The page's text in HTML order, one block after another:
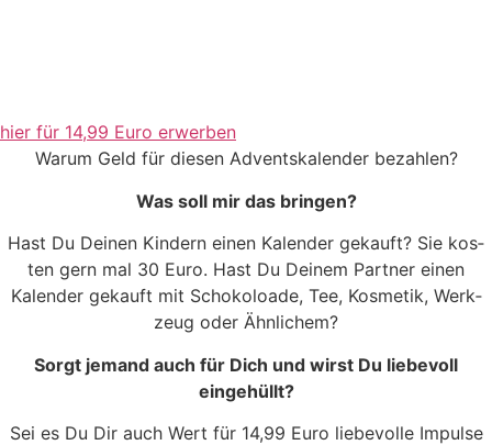
hier für 14,99 Euro erwerben
War­um Geld für die­sen Advents­ka­len­der bezahlen?
Was soll mir das bringen?
Hast Du Dei­nen Kin­dern einen Kalen­der gekauft? Sie kos­
ten gern mal 30 Euro. Hast Du Dei­nem Part­ner einen
Kalen­der gekauft mit Scho­ko­loa­de, Tee, Kos­me­tik, Werk­
zeug oder Ähnlichem?
Sorgt jemand auch für Dich und wirst Du lie­be­voll
eingehüllt?
Sei es Du Dir auch Wert für 14,99 Euro lie­be­vol­le Impul­se